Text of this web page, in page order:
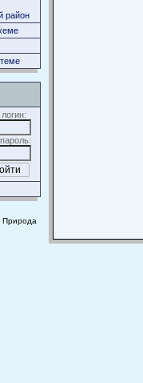
район
логин:
пароль:
Природа